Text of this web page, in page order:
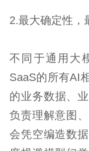
2.最大确定性，
不同于通用大
SaaS的所有AI
的业务数据、
负责理解意图
会凭空编造数